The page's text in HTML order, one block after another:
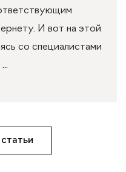
И вот на этой
со специалистами